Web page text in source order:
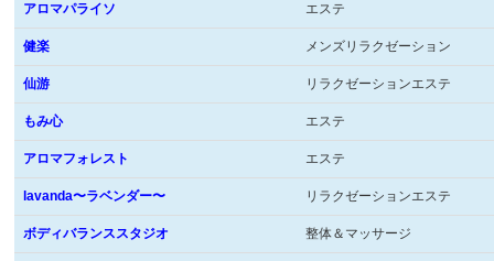
アロマパライソ エステ
健楽 メンズリラクゼーション
仙游 リラクゼーションエステ
もみ心 エステ
アロマフォレスト エステ
lavanda〜ラベンダー〜 リラクゼーションエステ
ボディバランススタジオ 整体＆マッサージ